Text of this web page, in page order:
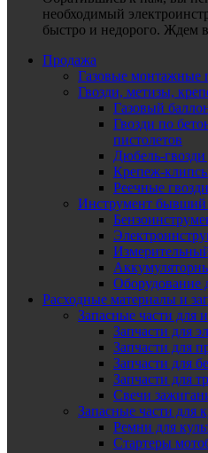
необходимый
быстро и недорого. Ждем
Продажа
Газовые монтажные
Гвозди, метизы,
Газовый
Гвозди по
пистолетов
Дюбель-
Крепеж-
Реечные
Инструмент бывший
Оборудование
Расходные материалы и
Запасные части для
Запчасти для
Запчасти для
Запчасти для
Запчасти для
Свечи
Запасные части для
Ремни для
Стартеры